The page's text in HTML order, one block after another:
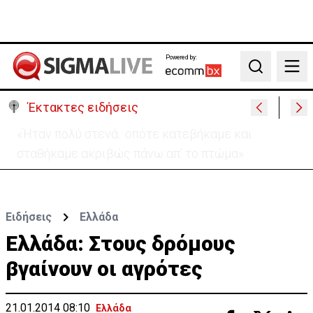
Powered by:
Search
Έκτακτες ειδήσεις
Ειδήσεις Ελλάδα
Ελλάδα: Στους δρόμους
βγαίνουν οι αγρότες
21.01.2014 08:10 Ελλάδα